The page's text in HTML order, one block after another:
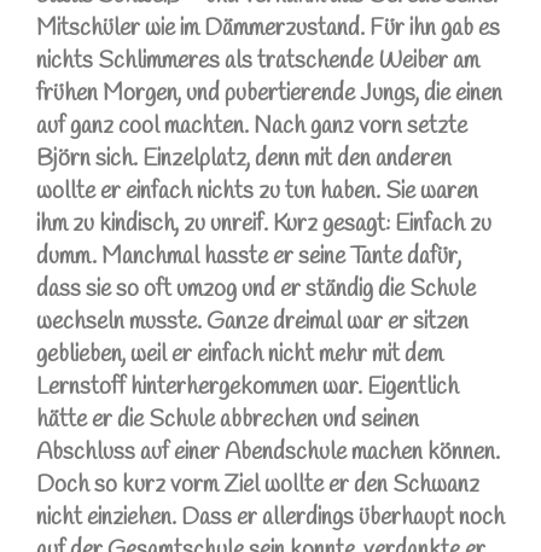
Mitschüler wie im Dämmerzustand. Für ihn gab es
nichts Schlimmeres als tratschende Weiber am
frühen Morgen, und pubertierende Jungs, die einen
auf ganz cool machten. Nach ganz vorn setzte
Björn sich. Einzelplatz, denn mit den anderen
wollte er einfach nichts zu tun haben. Sie waren
ihm zu kindisch, zu unreif. Kurz gesagt: Einfach zu
dumm. Manchmal hasste er seine Tante dafür,
dass sie so oft umzog und er ständig die Schule
wechseln musste. Ganze dreimal war er sitzen
geblieben, weil er einfach nicht mehr mit dem
Lernstoff hinterhergekommen war. Eigentlich
hätte er die Schule abbrechen und seinen
Abschluss auf einer Abendschule machen können.
Doch so kurz vorm Ziel wollte er den Schwanz
nicht einziehen. Dass er allerdings überhaupt noch